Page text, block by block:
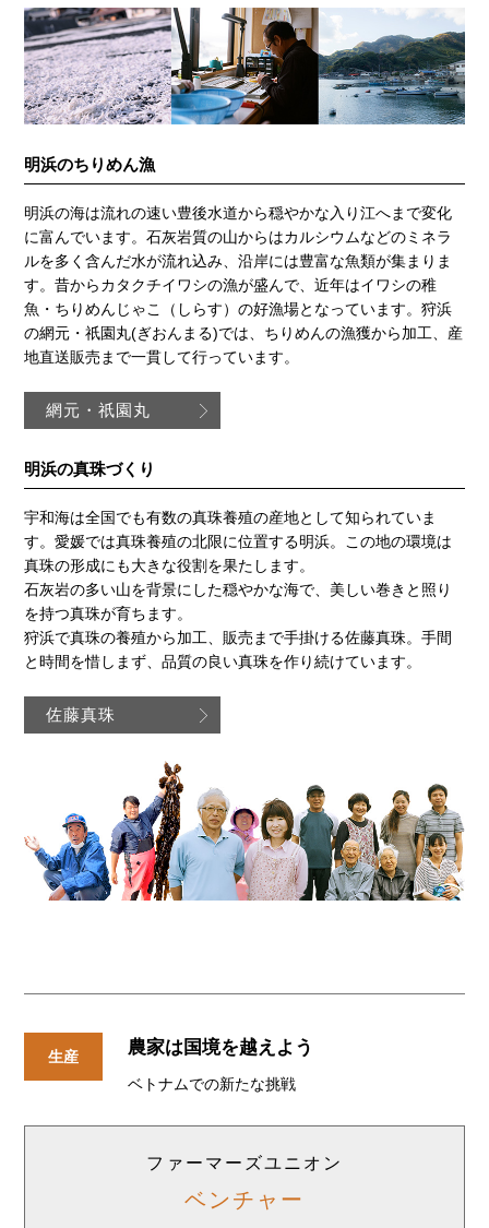
明浜のちりめん漁
明浜の海は流れの速い豊後水道から穏やかな入り江へまで変化
に富んでいます。石灰岩質の山からはカルシウムなどのミネラ
ルを多く含んだ水が流れ込み、沿岸には豊富な魚類が集まりま
す。昔からカタクチイワシの漁が盛んで、近年はイワシの稚
魚・ちりめんじゃこ（しらす）の好漁場となっています。狩浜
の網元・祇園丸(ぎおんまる)では、ちりめんの漁獲から加工、産
地直送販売まで一貫して行っています。
網元・祇園丸
明浜の真珠づくり
宇和海は全国でも有数の真珠養殖の産地として知られていま
す。愛媛では真珠養殖の北限に位置する明浜。この地の環境は
真珠の形成にも大きな役割を果たします。
石灰岩の多い山を背景にした穏やかな海で、美しい巻きと照り
を持つ真珠が育ちます。
狩浜で真珠の養殖から加工、販売まで手掛ける佐藤真珠。手間
と時間を惜しまず、品質の良い真珠を作り続けています。
佐藤真珠
生産 農家は国境を越えよう
ベトナムでの新たな挑戦
ファーマーズユニオン
ベンチャー